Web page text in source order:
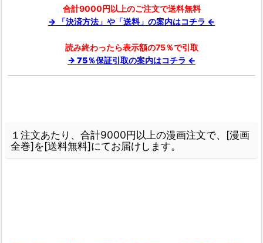
合計9000円以上のご注文で送料無料
→ 「決済方法」や「送料」の案内はコチラ ←
読み終わったら表示額の75％で引取
→ 75％保証引取の案内はコチラ ←
１注文あたり、合計9000円以上の漫画注文で、[漫画
全巻]を[送料無料]にてお届けします。